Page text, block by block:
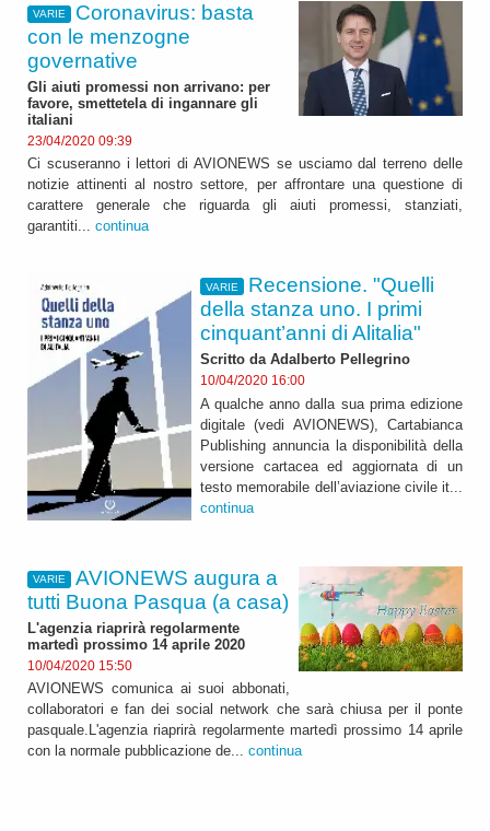
VARIE
Coronavirus: basta
con le menzogne
governative
Gli aiuti promessi non arrivano: per
favore, smettetela di ingannare gli
italiani
23/04/2020 09:39
Ci scuseranno i lettori di AVIONEWS se usciamo dal terreno delle
notizie attinenti al nostro settore, per affrontare una questione di
carattere generale che riguarda gli aiuti promessi, stanziati,
garantiti... continua
VARIE
Recensione. "Quelli
della stanza uno. I primi
cinquant’anni di Alitalia"
Scritto da Adalberto Pellegrino
10/04/2020 16:00
A qualche anno dalla sua prima edizione
digitale (vedi AVIONEWS), Cartabianca
Publishing annuncia la disponibilità della
versione cartacea ed aggiornata di un
testo memorabile dell’aviazione civile it...
continua
VARIE
AVIONEWS augura a
tutti Buona Pasqua (a casa)
L'agenzia riaprirà regolarmente
martedì prossimo 14 aprile 2020
10/04/2020 15:50
AVIONEWS comunica ai suoi abbonati,
collaboratori e fan dei social network che sarà chiusa per il ponte
pasquale.L'agenzia riaprirà regolarmente martedì prossimo 14 aprile
con la normale pubblicazione de... continua